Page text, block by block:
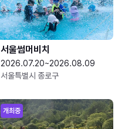
서울썸머비치
2026.07.20~2026.08.09
서울특별시 종로구
개최중